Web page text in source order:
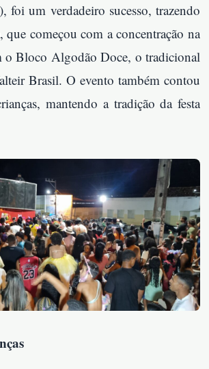
foi um verdadeiro sucesso, trazendo
começou com a concentração na
o Bloco Algodão Doce, o tradicional
Brasil. O evento também contou
mantendo a tradição da festa